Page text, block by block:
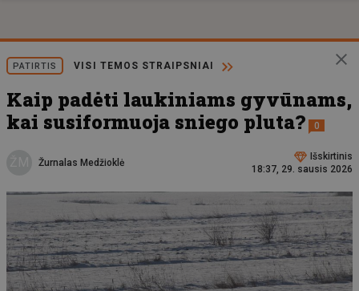
PATIRTIS VISI TEMOS STRAIPSNIAI
Kaip padėti laukiniams gyvūnams,
kai susiformuoja sniego pluta?
0
Žurnalas Medžioklė
Išskirtinis
18:37, 29. sausis 2026